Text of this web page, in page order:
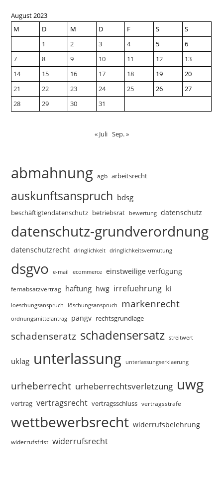
August 2023
M
D M D F S
S
1
2 3 4 5
6
7
8 9 10 11 12
13
14
15 16 17 18 19
20
21
22 23 24 25 26
27
28
29 30 31
« Juli Sep. »
abmahnung agb arbeitsrecht
auskunftsanspruch bdsg
beschäftigtendatenschutz betriebsrat bewertung datenschutz
datenschutz-grundverordnung
datenschutzrecht dringlichkeit dringlichkeitsvermutung
dsgvo e-mail ecommerce einstweilige verfügung
fernabsatzvertrag haftung hwg irrefuehrung ki
loeschungsanspruch löschungsanspruch markenrecht
ordnungsmittelantrag pangv rechtsgrundlage
schadenseratz schadensersatz streitwert
uklag unterlassung unterlassungserklaerung
urheberrecht urheberrechtsverletzung uwg
vertrag vertragsrecht vertragsschluss vertragsstrafe
wettbewerbsrecht widerrufsbelehrung
widerrufsfrist widerrufsrecht